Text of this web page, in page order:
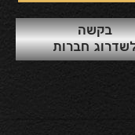
בקשה
חברות